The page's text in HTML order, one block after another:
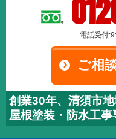
電話受付
ご相
創業30年、清須市
屋根塗装・防水工